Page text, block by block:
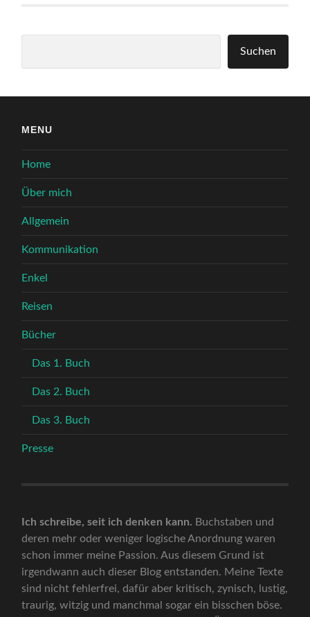
Suchen
MENU
Home
Über mich
Allgemein
Kommunikation
Enkel
Reisen
Bücher
Das 1. Buch
Das 2. Buch
Das 3. Buch
Presse
Ich schreibe, seit ich denken kann. Buchstaben und
deren mehr oder weniger logische Anordnung waren
schon immer meine Passion. Aus diesem Grund ist
irgendwann auch dieser Blog entstanden. Meine Texte
sind nicht fehlerfrei, dafür aber kritisch, zynisch, lustig,
traurig, witzig und manchmal sogar ein bisschen böse.